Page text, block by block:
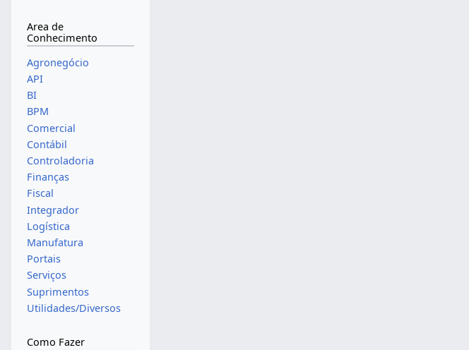
Area de
Conhecimento
Agronegócio
API
BI
BPM
Comercial
Contábil
Controladoria
Finanças
Fiscal
Integrador
Logística
Manufatura
Portais
Serviços
Suprimentos
Utilidades/Diversos
Como Fazer